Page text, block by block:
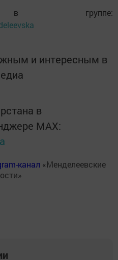
в группе:
и интересным в
в
MАХ:
канал «Менделеевские